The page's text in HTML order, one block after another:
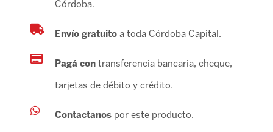
Córdoba.
Envío gratuitoa toda Córdoba Capital.
Pagá contransferencia bancaria, cheque,
tarjetas de débito y crédito.
Contactanospor este producto.